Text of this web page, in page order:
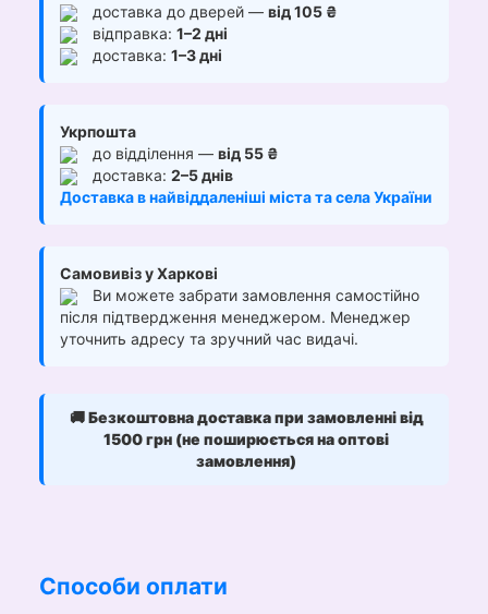
доставка до дверей — від 105 ₴
відправка: 1–2 дні
доставка: 1–3 дні
Укрпошта
до відділення — від 55 ₴
доставка: 2–5 днів
Доставка в найвіддаленіші міста та села України
Самовивіз у Харкові
Ви можете забрати замовлення самостійно
після підтвердження менеджером. Менеджер
уточнить адресу та зручний час видачі.
🚚Безкоштовна доставка при замовленні від
1500 грн (не поширюється на оптові
замовлення)
Способи оплати